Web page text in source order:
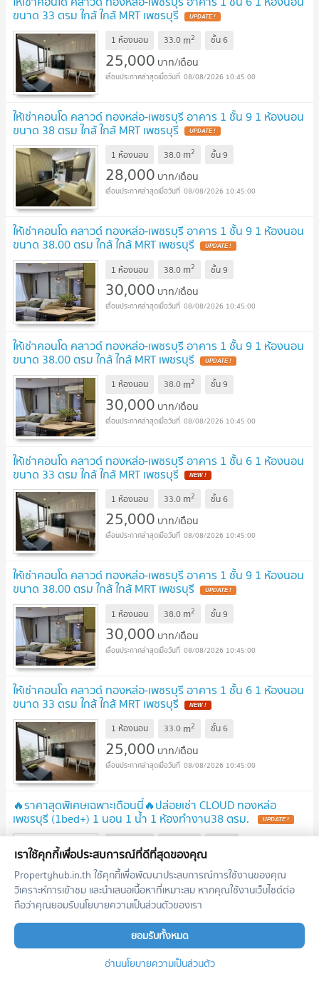
ขนาด 33 ตรม ใกล้ ใกล้ MRT เพชรบุรี
1 ห้องนอน 33.0 m2 ชั้น6
25,000 บาท/เดือน
08/08/2026 10:45:00
ให้เช่าคอนโด คลาวด์ ทองหล่อ-เพชรบุรี อาคาร 1 ชั้น 9 1 ห้องนอน
ขนาด 38 ตรม ใกล้ ใกล้ MRT เพชรบุรี
1 ห้องนอน 38.0 m2 ชั้น9
28,000 บาท/เดือน
08/08/2026 10:45:00
ให้เช่าคอนโด คลาวด์ ทองหล่อ-เพชรบุรี อาคาร 1 ชั้น 9 1 ห้องนอน
ขนาด 38.00 ตรม ใกล้ ใกล้ MRT เพชรบุรี
1 ห้องนอน 38.0 m2 ชั้น9
30,000 บาท/เดือน
08/08/2026 10:45:00
ให้เช่าคอนโด คลาวด์ ทองหล่อ-เพชรบุรี อาคาร 1 ชั้น 9 1 ห้องนอน
ขนาด 38.00 ตรม ใกล้ ใกล้ MRT เพชรบุรี
1 ห้องนอน 38.0 m2 ชั้น9
30,000 บาท/เดือน
08/08/2026 10:45:00
ให้เช่าคอนโด คลาวด์ ทองหล่อ-เพชรบุรี อาคาร 1 ชั้น 6 1 ห้องนอน
ขนาด 33 ตรม ใกล้ ใกล้ MRT เพชรบุรี
1 ห้องนอน 33.0 m2 ชั้น6
25,000 บาท/เดือน
08/08/2026 10:45:00
ให้เช่าคอนโด คลาวด์ ทองหล่อ-เพชรบุรี อาคาร 1 ชั้น 9 1 ห้องนอน
ขนาด 38.00 ตรม ใกล้ ใกล้ MRT เพชรบุรี
1 ห้องนอน 38.0 m2 ชั้น9
30,000 บาท/เดือน
08/08/2026 10:45:00
ให้เช่าคอนโด คลาวด์ ทองหล่อ-เพชรบุรี อาคาร 1 ชั้น 6 1 ห้องนอน
ขนาด 33 ตรม ใกล้ ใกล้ MRT เพชรบุรี
1 ห้องนอน 33.0 m2 ชั้น6
25,000 บาท/เดือน
08/08/2026 10:45:00
🔥ราคาสุดพิเศษเฉพาะเดือนนี้🔥ปล่อยเช่า CLOUD ทองหล่อ
เพชรบุรี (1bed+) 1 นอน 1 น้ำ 1 ห้องทำงาน38 ตรม.
2
19,000 บาท/เดือน
08/08/2026 10:30:01
ให้เช่า CLOUD ทองหล่อ เพชรบุรี 2 นอน 2 น้ำ 54 ตรม. ราคา
พิเศษ!!!!
2 ห้องนอน 53.0m
เราใช้คุกกี้เพื่อประสบการณ์ที่ดีที่สุดของคุณ
Propertyhub.in.th ใช้คุกกี้เพื่อพัฒนาประสบการณ์การใช้งานของคุณ
วิเคราะห์การเข้าชม และนำเสนอเนื้อหาที่เหมาะสม หากคุณใช้งานเว็บไซต์ต่อ
ถือว่าคุณยอมรับนโยบายความเป็นส่วนตัวของเรา
ยอมรับทั้งหมด
อ่านนโยบายความเป็นส่วนตัว